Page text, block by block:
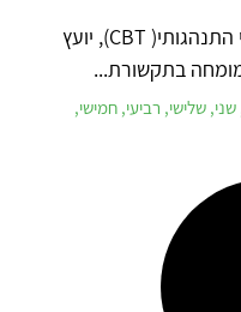
ישראל אברהם מטפל קוגנטיבי התנהגותי( CBT), יועץ
מומחה בתקשורת...
שלישי, רביעי, חמישי,